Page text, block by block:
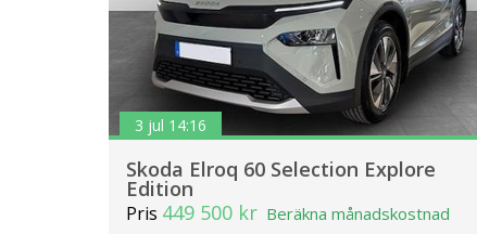
3 jul 14:16
Skoda Elroq 60 Selection Explore
Edition
Pris 449 500 kr Beräkna månadskostnad